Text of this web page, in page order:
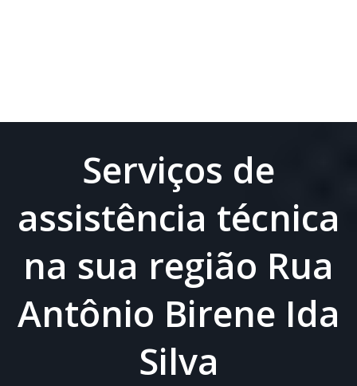
Serviços de
assistência técnica
na sua região Rua
Antônio Birene Ida
Silva